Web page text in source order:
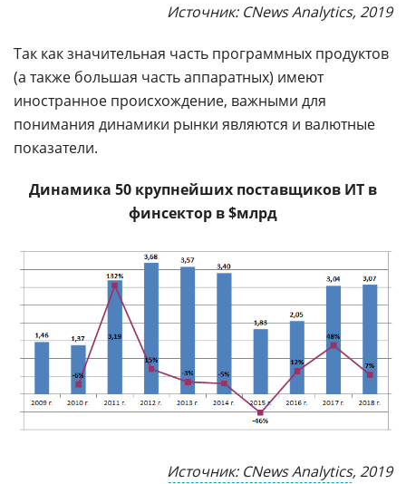
Источник: CNews Analytics, 2019
Так как значительная часть программных продуктов
(а также большая часть аппаратных) имеют
иностранное происхождение, важными для
понимания динамики рынки являются и валютные
показатели.
Динамика 50 крупнейших поставщиков ИТ в
финсектор в $млрд
Источник: CNews Analytics, 2019